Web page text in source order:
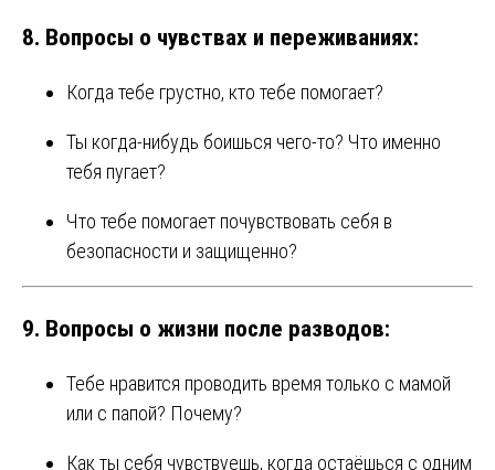
8. Вопросы о чувствах и переживаниях:
Когда тебе грустно, кто тебе помогает?
Ты когда-нибудь боишься чего-то? Что именно
тебя пугает?
Что тебе помогает почувствовать себя в
безопасности и защищенно?
9. Вопросы о жизни после разводов:
Тебе нравится проводить время только с мамой
или с папой? Почему?
Как ты себя чувствуешь, когда остаёшься с одним